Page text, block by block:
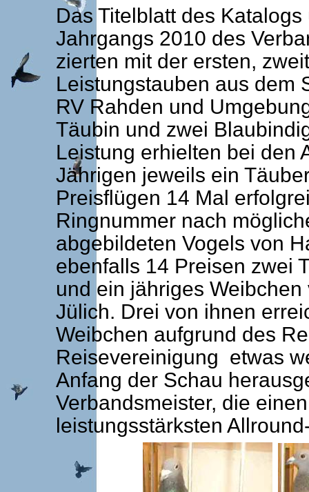
Das Titelblatt des
Jahrgangs 2010 des
zierten mit der ersten,
Leistungstauben aus dem
RV Rahden und
Täubin und zwei
Leistung erhielten bei den
Jährigen jeweils ein
Preisflügen 14 Mal
Ringnummer nach
abgebildeten Vogels von
ebenfalls 14 Preisen zwei
und ein jähriges
Jülich. Drei von ihnen
Weibchen aufgrund des
Reisevereinigung etwas
Anfang der Schau
Verbandsmeister, die
leistungsstärksten